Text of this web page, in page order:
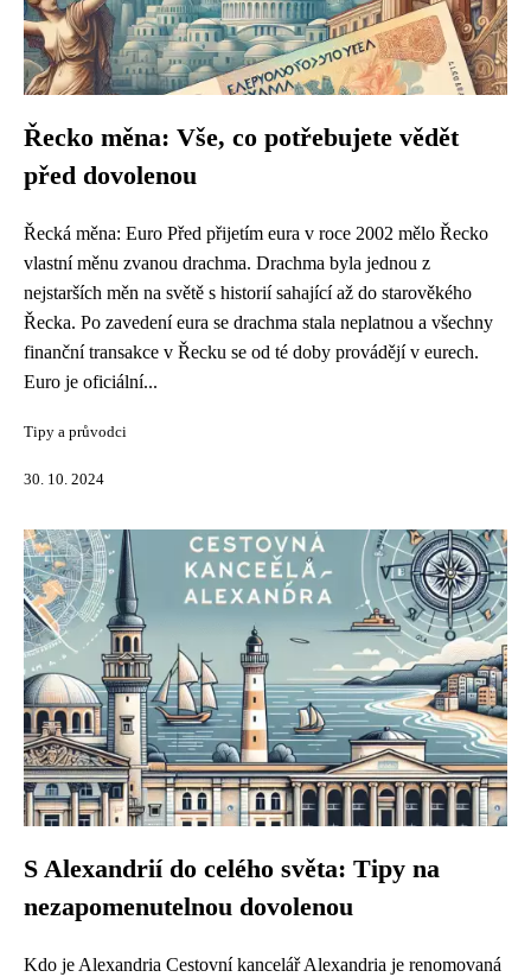
Řecko měna: Vše, co potřebujete vědět
před dovolenou
Řecká měna: Euro Před přijetím eura v roce 2002 mělo Řecko
vlastní měnu zvanou drachma. Drachma byla jednou z
nejstarších měn na světě s historií sahající až do starověkého
Řecka. Po zavedení eura se drachma stala neplatnou a všechny
finanční transakce v Řecku se od té doby provádějí v eurech.
Euro je oficiální...
Tipy a průvodci
30. 10. 2024
S Alexandrií do celého světa: Tipy na
nezapomenutelnou dovolenou
Kdo je Alexandria Cestovní kancelář Alexandria je renomovaná